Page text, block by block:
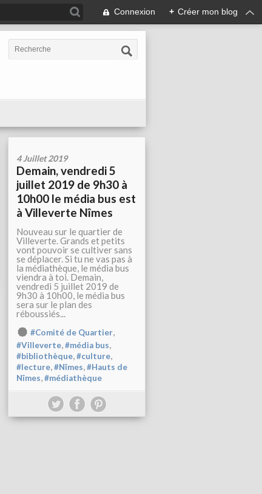
Connexion + Créer mon blog
4 Juillet 2019
Demain, vendredi 5
juillet 2019 de 9h30 à
10h00 le média bus est
à Villeverte Nîmes
Nouveau sur le quartier de
Villeverte. Grands et petits
vont pouvoir se cultiver sans
se déplacer. Si tu ne vas pas à
la médiathèque, le média bus
viendra à toi. Demain,
vendredi 5 juillet 2019 de
9h30 à 10h00, le média bus
sera sur le plan des
réboussiés...
#Comité de Quartier,
#Villeverte,#média bus,
#bibliothèque,#culture,
#lecture,#Nîmes,#Hauts de
Nîmes,#médiathèque